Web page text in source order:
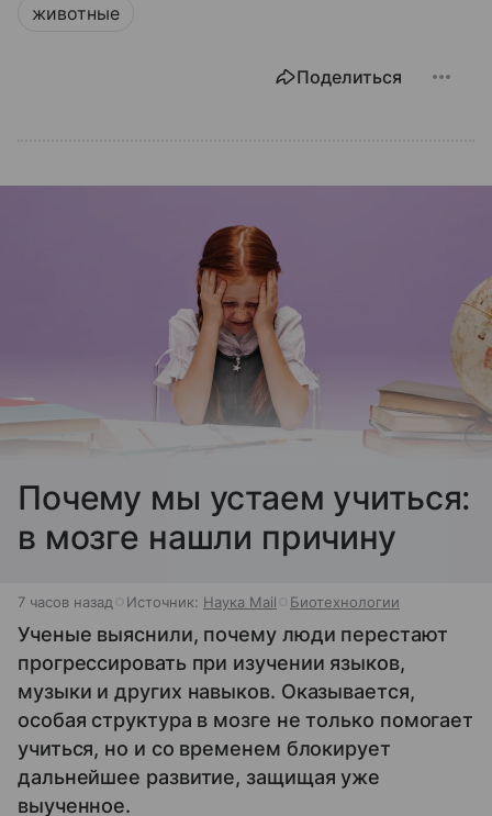
животные
Поделиться
Почему мы устаем учиться:
в мозге нашли причину
7 часов назад Источник: Наука Mail Биотехнологии
Ученые выяснили, почему люди перестают
прогрессировать при изучении языков,
музыки и других навыков. Оказывается,
особая структура в мозге не только помогает
учиться, но и со временем блокирует
дальнейшее развитие, защищая уже
выученное.